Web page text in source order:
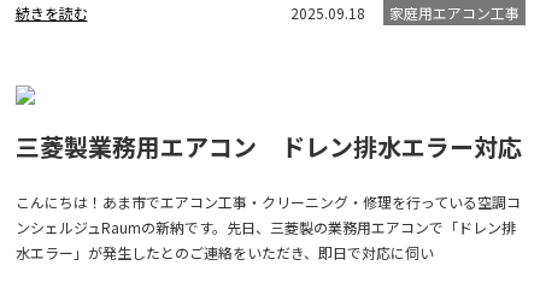
続きを読む 2025.09.18 家庭用エアコン工事
三菱製業務用エアコン ドレン排水エラー対応
こんにちは！あま市でエアコン工事・クリーニング・修理を行っている空調コ
ンシェルジュRaumの新納です。先日、三菱製の業務用エアコンで「ドレン排
水エラー」が発生したとのご連絡をいただき、即日で対応に伺い